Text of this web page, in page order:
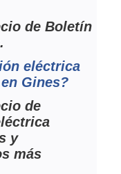
de Boletín
eléctrica
Gines?
de
y
más